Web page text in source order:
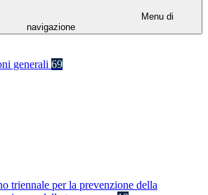
Menu di
navigazione
generali 69
triennale per la prevenzione della